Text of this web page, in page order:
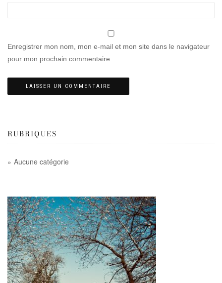
Enregistrer mon nom, mon e-mail et mon site dans le navigateur
pour mon prochain commentaire.
RUBRIQUES
Aucune catégorie